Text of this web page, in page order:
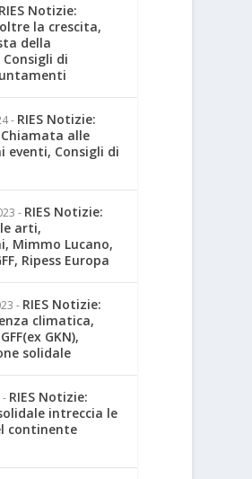
RIES Notizie:
la crescita,
della
di
- RIES Notizie:
alle
eventi, Consigli di
- RIES Notizie:
arti,
Mimmo Lucano,
Ripess Europa
- RIES Notizie:
climatica,
GKN),
solidale
- RIES Notizie:
intreccia le
continente